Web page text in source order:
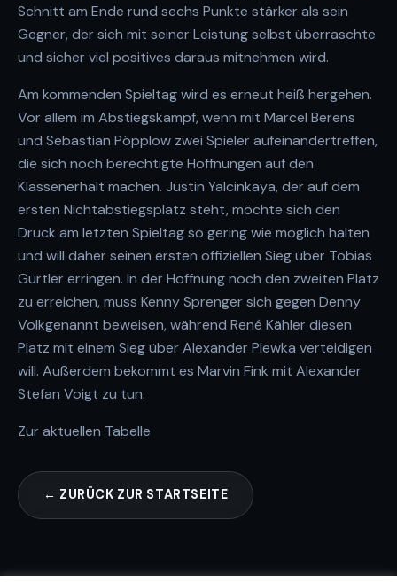
Schnitt am Ende rund sechs Punkte stärker als sein
Gegner, der sich mit seiner Leistung selbst überraschte
und sicher viel positives daraus mitnehmen wird.
Am kommenden Spieltag wird es erneut heiß hergehen.
Vor allem im Abstiegskampf, wenn mit Marcel Berens
und Sebastian Pöpplow zwei Spieler aufeinandertreffen,
die sich noch berechtigte Hoffnungen auf den
Klassenerhalt machen. Justin Yalcinkaya, der auf dem
ersten Nichtabstiegsplatz steht, möchte sich den
Druck am letzten Spieltag so gering wie möglich halten
und will daher seinen ersten offiziellen Sieg über Tobias
Gürtler erringen. In der Hoffnung noch den zweiten Platz
zu erreichen, muss Kenny Sprenger sich gegen Denny
Volkgenannt beweisen, während René Kähler diesen
Platz mit einem Sieg über Alexander Plewka verteidigen
will. Außerdem bekommt es Marvin Fink mit Alexander
Stefan Voigt zu tun.
Zur aktuellen Tabelle
← ZURÜCK ZUR STARTSEITE